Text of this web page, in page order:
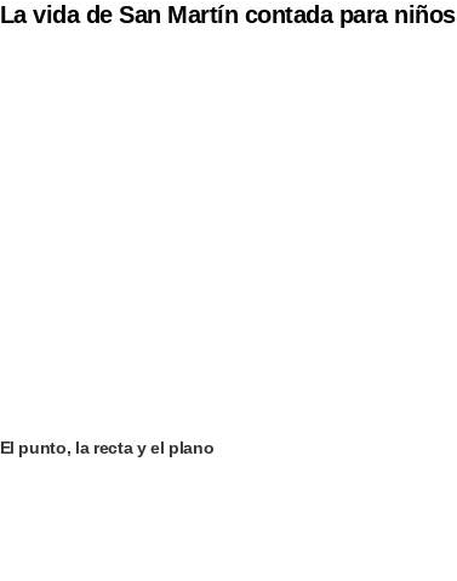
La vida de San Martín contada para niños
El punto, la recta y el plano